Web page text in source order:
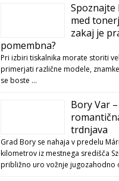
Spoznajte
med
zakaj je
pomembna?
Pri izbiri tiskalnika morate storiti
primerjati različne modele,
se boste …
Bory Var
trdnjava
Grad Bory se nahaja v predelu
kilometrov iz mestnega središča
približno uro vožnje jugozahodno